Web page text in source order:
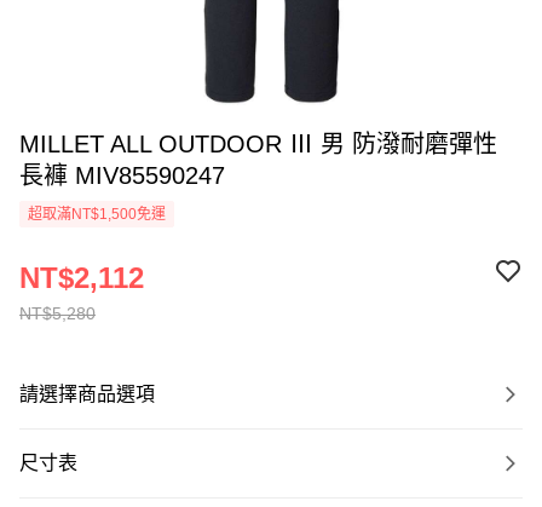
MILLET ALL OUTDOOR Ⅲ 男 防潑耐磨彈性
長褲 MIV85590247
超取滿NT$1,500免運
NT$5,280
NT$2,112
請選擇商品選項
尺寸表